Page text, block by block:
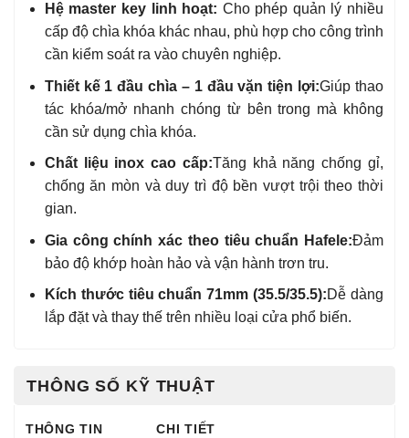
Hệ master key linh hoạt: Cho phép quản lý nhiều
cấp độ chìa khóa khác nhau, phù hợp cho công trình
cần kiểm soát ra vào chuyên nghiệp.
Thiết kế 1 đầu chìa – 1 đầu vặn tiện lợi:Giúp thao
tác khóa/mở nhanh chóng từ bên trong mà không
cần sử dụng chìa khóa.
Chất liệu inox cao cấp:Tăng khả năng chống gỉ,
chống ăn mòn và duy trì độ bền vượt trội theo thời
gian.
Gia công chính xác theo tiêu chuẩn Hafele:Đảm
bảo độ khớp hoàn hảo và vận hành trơn tru.
Kích thước tiêu chuẩn 71mm (35.5/35.5):Dễ dàng
lắp đặt và thay thế trên nhiều loại cửa phổ biến.
THÔNG SỐ KỸ THUẬT
THÔNG TIN
CHI TIẾT